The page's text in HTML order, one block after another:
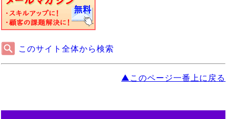
このサイト全体から検索
▲このページ一番上に戻る